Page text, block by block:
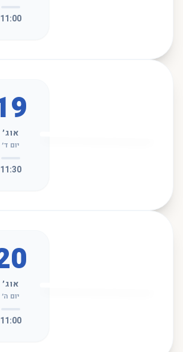
11:00
אוג׳
יום ד׳
11:30
אוג׳
יום ה׳
11:00